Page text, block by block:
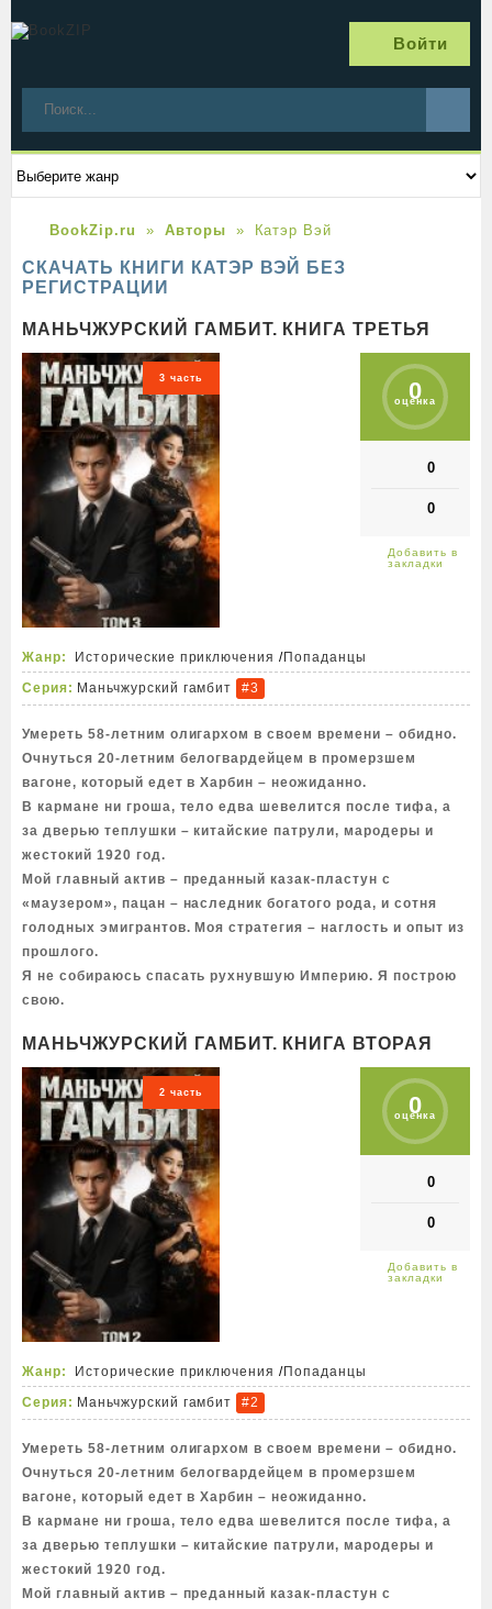
Войти
BookZip.ru Авторы Катэр Вэй
СКАЧАТЬ КНИГИ КАТЭР ВЭЙ БЕЗ
РЕГИСТРАЦИИ
МАНЬЧЖУРСКИЙ ГАМБИТ. КНИГА ТРЕТЬЯ
3 часть 0
оценка
0
0
Жанр: Исторические приключения /Попаданцы
Серия: Маньчжурский гамбит #3
Умереть 58-летним олигархом в своем времени – обидно.
Очнуться 20-летним белогвардейцем в промерзшем
вагоне, который едет в Харбин – неожиданно.
В кармане ни гроша, тело едва шевелится после тифа, а
за дверью теплушки – китайские патрули, мародеры и
жестокий 1920 год.
Мой главный актив – преданный казак-пластун с
«маузером», пацан – наследник богатого рода, и сотня
голодных эмигрантов. Моя стратегия – наглость и опыт из
прошлого.
Я не собираюсь спасать рухнувшую Империю. Я построю
свою.
МАНЬЧЖУРСКИЙ ГАМБИТ. КНИГА ВТОРАЯ
2 часть 0
оценка
0
0
Жанр: Исторические приключения /Попаданцы
Серия: Маньчжурский гамбит #2
Умереть 58-летним олигархом в своем времени – обидно.
Очнуться 20-летним белогвардейцем в промерзшем
вагоне, который едет в Харбин – неожиданно.
В кармане ни гроша, тело едва шевелится после тифа, а
за дверью теплушки – китайские патрули, мародеры и
жестокий 1920 год.
Мой главный актив – преданный казак-пластун с